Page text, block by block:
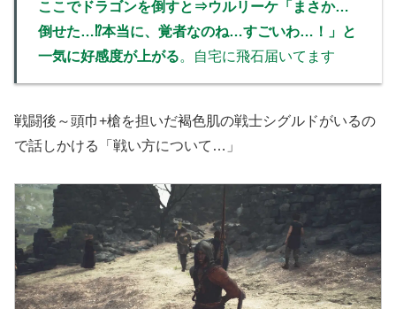
ここでドラゴンを倒すと ⇒ウルリーケ「まさか…
倒せた…⁉本当に、覚者なのね…すごいわ…！」と
一気に好感度が上がる。自宅に飛石届いてます
戦闘後～頭巾+槍を担いだ褐色肌の戦士シグルドがいるの
で話しかける「戦い方について…」